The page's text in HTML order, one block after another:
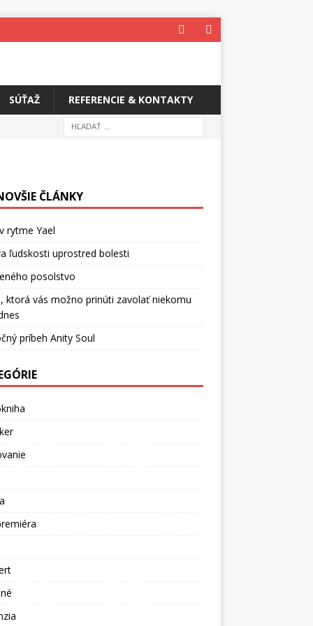
SÚŤAŽ REFERENCIE & KONTAKTY
ČLÁNKY
rytme Yael
ľudskosti uprostred bolesti
posolstvo
ktorá vás možno prinúti zavolať niekomu
príbeh Anity Soul